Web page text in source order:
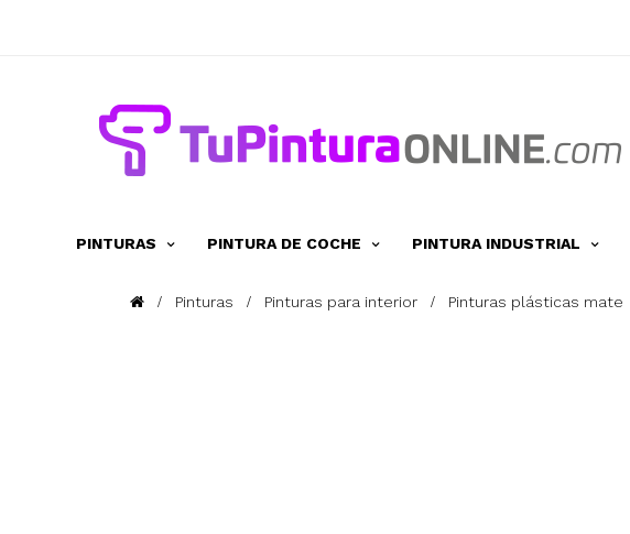
PINTURAS PINTURA DE COCHE PINTURA INDUSTRIAL
Pinturas Pinturas para interior Pinturas plásticas mate